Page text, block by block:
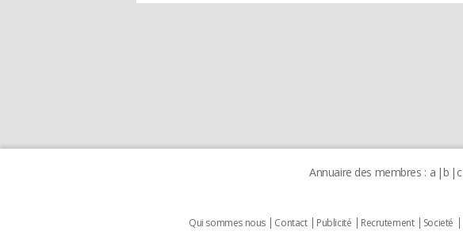
Annuaire des membres : a b c
Qui sommes nous Contact Publicité Recrutement Societé